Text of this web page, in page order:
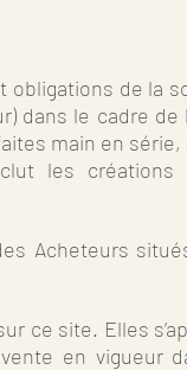
de la
dans le cadre
main en
les créations
Acheteurs
ce site. Elles
en vigueur